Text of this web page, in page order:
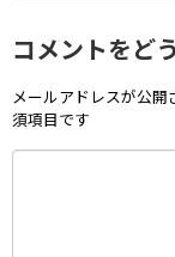
コメントをど
メールアドレスが公開
須項目です